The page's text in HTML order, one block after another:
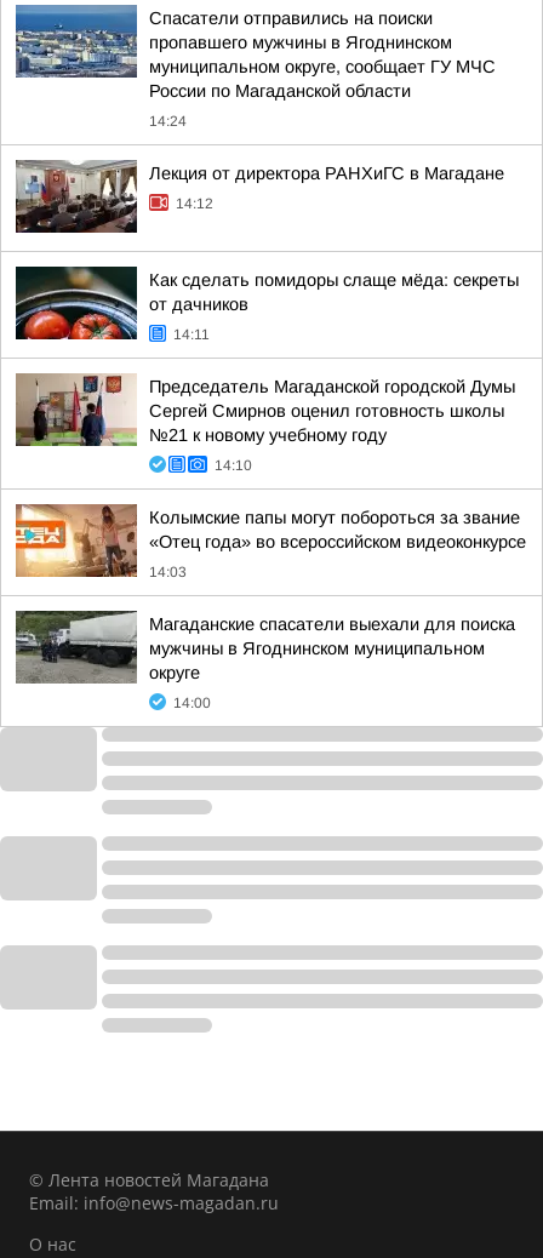
Спасатели отправились на поиски
пропавшего мужчины в Ягоднинском
муниципальном округе, сообщает ГУ МЧС
России по Магаданской области
14:24
Лекция от директора РАНХиГС в Магадане
14:12
Как сделать помидоры слаще мёда: секреты
от дачников
14:11
Председатель Магаданской городской Думы
Сергей Смирнов оценил готовность школы
№21 к новому учебному году
14:10
Колымские папы могут побороться за звание
«Отец года» во всероссийском видеоконкурсе
14:03
Магаданские спасатели выехали для поиска
мужчины в Ягоднинском муниципальном
округе
14:00
© Лента новостей Магадана
Email: info@news-magadan.ru
О нас